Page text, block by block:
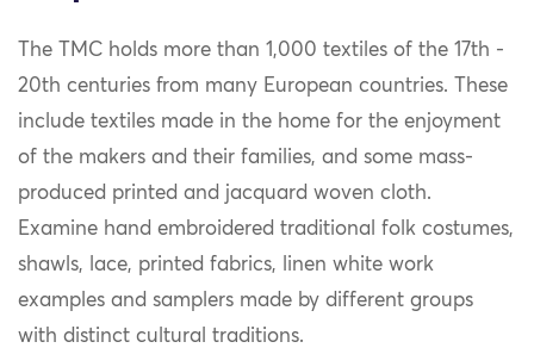
The TMC holds more than 1,000 textiles of the 17th -
20th centuries from many European countries. These
include textiles made in the home for the enjoyment
of the makers and their families, and some mass-
produced printed and jacquard woven cloth.
Examine hand embroidered traditional folk costumes,
shawls, lace, printed fabrics, linen white work
examples and samplers made by different groups
with distinct cultural traditions.